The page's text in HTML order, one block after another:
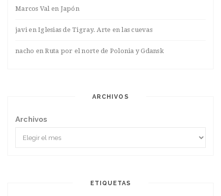
Marcos Valen Japón
javienIglesias de Tigray. Arte en las cuevas
nacho enRuta por el norte de Polonia y Gdansk
ARCHIVOS
Archivos
ETIQUETAS